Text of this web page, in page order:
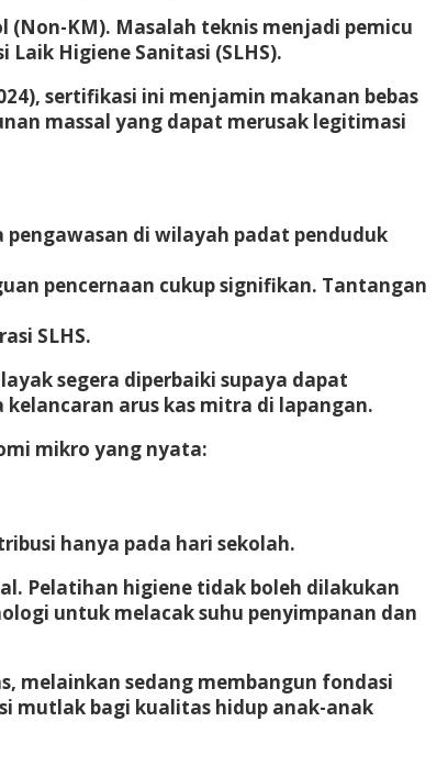
(Non-KM). Masalah teknis menjadi pemicu
Laik Higiene Sanitasi (SLHS).
sertifikasi ini menjamin makanan bebas
massal yang dapat merusak legitimasi
di wilayah padat penduduk
pencernaan cukup signifikan. Tantangan
SLHS.
segera diperbaiki supaya dapat
arus kas mitra di lapangan.
mikro yang nyata:
hanya pada hari sekolah.
. Pelatihan higiene tidak boleh dilakukan
untuk melacak suhu penyimpanan dan
melainkan sedang membangun fondasi
mutlak bagi kualitas hidup anak-anak